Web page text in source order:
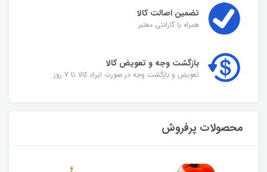
تضمین اصالت کالا
همراه با گارانتی معتبر
بازگشت وجه و تعویض کالا
تعویض و بازگشت وجه در صورت ایراد کالا تا 7 روز
محصولات پرفروش